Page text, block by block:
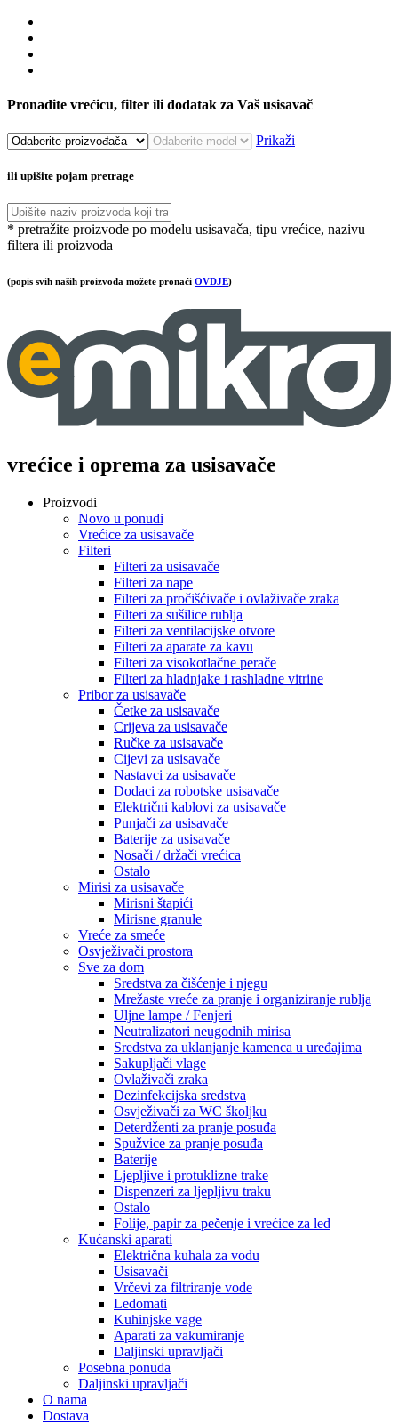
Pronađite vrećicu, filter ili dodatak za Vaš usisavač
Prikaži
ili upišite pojam pretrage
* pretražite proizvode po modelu usisavača, tipu vrećice, nazivu
filtera ili proizvoda
(popis svih naših proizvoda možete pronaći OVDJE)
vrećice i oprema za usisavače
Proizvodi
Novo u ponudi
Vrećice za usisavače
Filteri
Filteri za usisavače
Filteri za nape
Filteri za pročišćivače i ovlaživače zraka
Filteri za sušilice rublja
Filteri za ventilacijske otvore
Filteri za aparate za kavu
Filteri za visokotlačne perače
Filteri za hladnjake i rashladne vitrine
Pribor za usisavače
Četke za usisavače
Crijeva za usisavače
Ručke za usisavače
Cijevi za usisavače
Nastavci za usisavače
Dodaci za robotske usisavače
Električni kablovi za usisavače
Punjači za usisavače
Baterije za usisavače
Nosači / držači vrećica
Ostalo
Mirisi za usisavače
Mirisni štapići
Mirisne granule
Vreće za smeće
Osvježivači prostora
Sve za dom
Sredstva za čišćenje i njegu
Mrežaste vreće za pranje i organiziranje rublja
Uljne lampe / Fenjeri
Neutralizatori neugodnih mirisa
Sredstva za uklanjanje kamenca u uređajima
Sakupljači vlage
Ovlaživači zraka
Dezinfekcijska sredstva
Osvježivači za WC školjku
Deterdženti za pranje posuđa
Spužvice za pranje posuđa
Baterije
Ljepljive i protuklizne trake
Dispenzeri za ljepljivu traku
Ostalo
Folije, papir za pečenje i vrećice za led
Kućanski aparati
Električna kuhala za vodu
Usisavači
Vrčevi za filtriranje vode
Ledomati
Kuhinjske vage
Aparati za vakumiranje
Daljinski upravljači
Posebna ponuda
Daljinski upravljači
O nama
Dostava